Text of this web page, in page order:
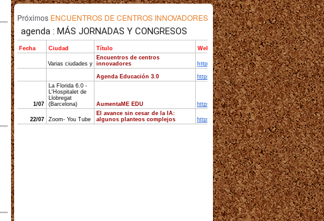
Próximos ENCUENTROS DE CENTROS INNOVADORES